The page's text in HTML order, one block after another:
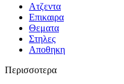
Ατζεντα
Επικαιρα
Θεματα
Στηλες
Αποθηκη
Περισσοτερα